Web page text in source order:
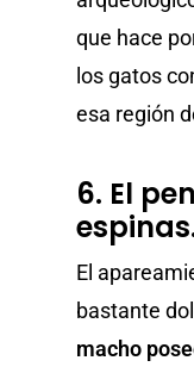
que hace
los gatos
esa región
6. El
El
bastante
macho